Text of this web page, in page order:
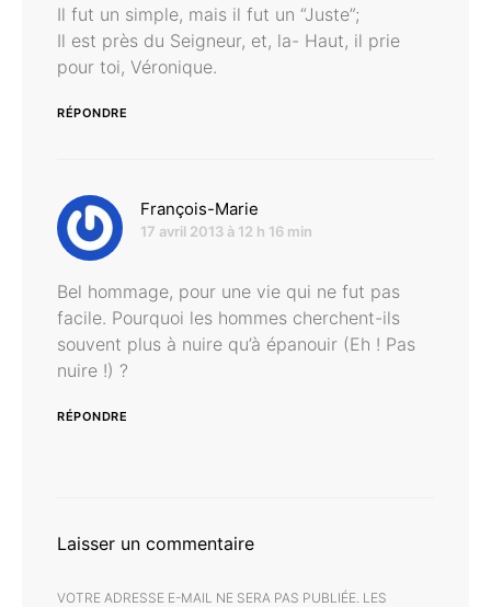
Il fut un simple, mais il fut un “Juste”;
Il est près du Seigneur, et, la- Haut, il prie
pour toi, Véronique.
RÉPONDRE
François-Marie
17 avril 2013 à 12 h 16 min
Bel hommage, pour une vie qui ne fut pas
facile. Pourquoi les hommes cherchent-ils
souvent plus à nuire qu’à épanouir (Eh ! Pas
nuire !) ?
RÉPONDRE
Laisser un commentaire
VOTRE ADRESSE E-MAIL NE SERA PAS PUBLIÉE. LES